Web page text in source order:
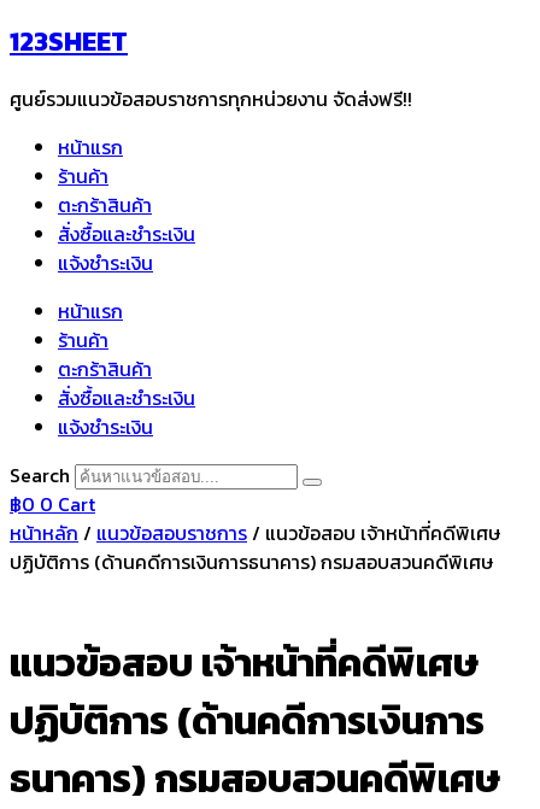
Skip
to
content
123SHEET
ศูนย์รวมแนวข้อสอบราชการทุกหน่วยงาน จัดส่งฟรี!!
หน้าแรก
ร้านค้า
ตะกร้าสินค้า
สั่งซื้อและชำระเงิน
แจ้งชำระเงิน
หน้าแรก
ร้านค้า
ตะกร้าสินค้า
สั่งซื้อและชำระเงิน
แจ้งชำระเงิน
Search
฿0 0 Cart
หน้าหลัก / แนวข้อสอบราชการ/ แนวข้อสอบ เจ้าหน้าที่คดีพิเศษ
ปฏิบัติการ (ด้านคดีการเงินการธนาคาร) กรมสอบสวนคดีพิเศษ
แนวข้อสอบ เจ้าหน้าที่คดีพิเศษ
ปฏิบัติการ (ด้านคดีการเงินการ
ธนาคาร) กรมสอบสวนคดีพิเศษ